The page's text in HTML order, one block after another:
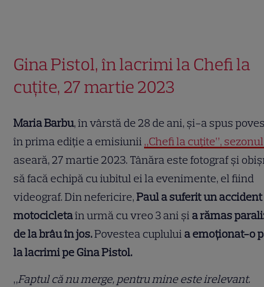
Gina Pistol, în lacrimi la Chefi la
cuțite, 27 martie 2023
Maria Barbu, în vârstă de 28 de ani, și-a spus
în prima ediție a emisiunii „Chefi la cuțite”, sezonul
aseară, 27 martie 2023. Tânăra este fotograf și
să facă echipă cu iubitul ei la evenimente, el fiind
videograf. Din nefericire,Paul a suferit un
motocicletaîn urmă cu vreo 3 ani și a rămas
de la brâu în jos.Povestea cuplului a emoționat-o
la lacrimi pe Gina Pistol.
„Faptul că nu merge, pentru mine este irelevant.